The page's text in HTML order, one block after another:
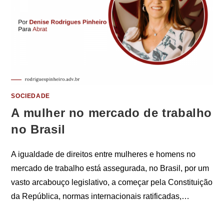
SOCIEDADE
A mulher no mercado de trabalho
no Brasil
A igualdade de direitos entre mulheres e homens no
mercado de trabalho está assegurada, no Brasil, por um
vasto arcabouço legislativo, a começar pela Constituição
da República, normas internacionais ratificadas,…